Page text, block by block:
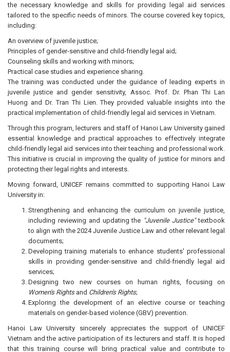
the necessary knowledge and skills for providing legal aid services
tailored to the specific needs of minors. The course covered key topics,
including:
An overview of juvenile justice;
Principles of gender-sensitive and child-friendly legal aid;
Counseling skills and working with minors;
Practical case studies and experience sharing.
The training was conducted under the guidance of leading experts in
juvenile justice and gender sensitivity, Assoc. Prof. Dr. Phan Thi Lan
Huong and Dr. Tran Thi Lien. They provided valuable insights into the
practical implementation of child-friendly legal aid services in Vietnam.
Through this program, lecturers and staff of Hanoi Law University gained
essential knowledge and practical approaches to effectively integrate
child-friendly legal aid services into their teaching and professional work.
This initiative is crucial in improving the quality of justice for minors and
protecting their legal rights and interests.
Moving forward, UNICEF remains committed to supporting Hanoi Law
University in:
Strengthening and enhancing the curriculum on juvenile justice,
including reviewing and updating the "Juvenile Justice"textbook
to align with the 2024 Juvenile Justice Law and other relevant legal
documents;
Developing training materials to enhance students' professional
skills in providing gender-sensitive and child-friendly legal aid
services;
Designing two new courses on human rights, focusing on
Women's Rightsand Children's Rights;
Exploring the development of an elective course or teaching
materials on gender-based violence (GBV) prevention.
Hanoi Law University sincerely appreciates the support of UNICEF
Vietnam and the active participation of its lecturers and staff. It is hoped
that this training course will bring practical value and contribute to